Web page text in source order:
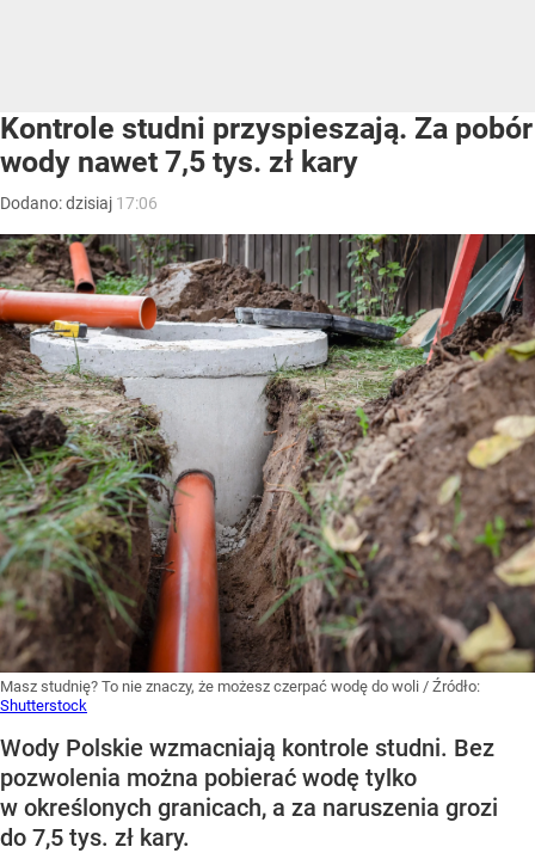
Kontrole studni przyspieszają. Za pobór
wody nawet 7,5 tys. zł kary
Dodano:dzisiaj 17:06
Masz studnię? To nie znaczy, że możesz czerpać wodę do woli / Źródło:
Shutterstock
Wody Polskie wzmacniają kontrole studni. Bez
pozwolenia można pobierać wodę tylko
w określonych granicach, a za naruszenia grozi
do 7,5 tys. zł kary.